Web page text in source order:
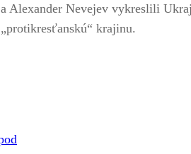
a Alexander Nevejev vykreslili
„protikresťanskú“ krajinu.